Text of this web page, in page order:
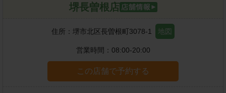
堺長曽根店
住所： 堺市北区長曽根町3078-1 地図
営業時間： 08:00-20:00
この店舗で予約する